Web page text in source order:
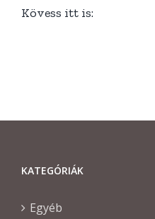
Kövess itt is:
KATEGÓRIÁK
Egyéb